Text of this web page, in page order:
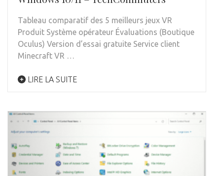
Tableau comparatif des 5 meilleurs jeux VR
Produit Système opérateur Évaluations (Boutique
Oculus) Version d’essai gratuite Service client
Minecraft VR …
LIRE LA SUITE